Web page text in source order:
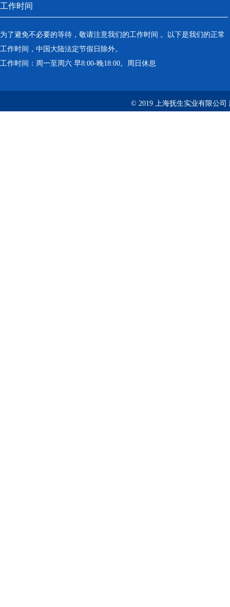
工作时间
为了避免不必要的等待，敬请注意我们的工作时间 。以下是我们的正常
工作时间，中国大陆法定节假日除外。
工作时间：周一至周六 早8:00-晚18:00。周日休息
© 2019 上海抚生实业有限公司